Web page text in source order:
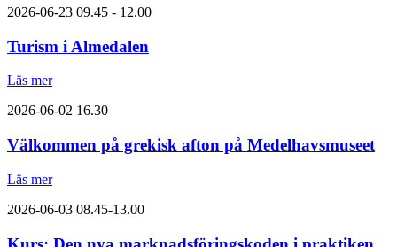
2026-06-23 09.45 - 12.00
Turism i Almedalen
Läs mer
2026-06-02 16.30
Välkommen på grekisk afton på Medelhavsmuseet
Läs mer
2026-06-03 08.45-13.00